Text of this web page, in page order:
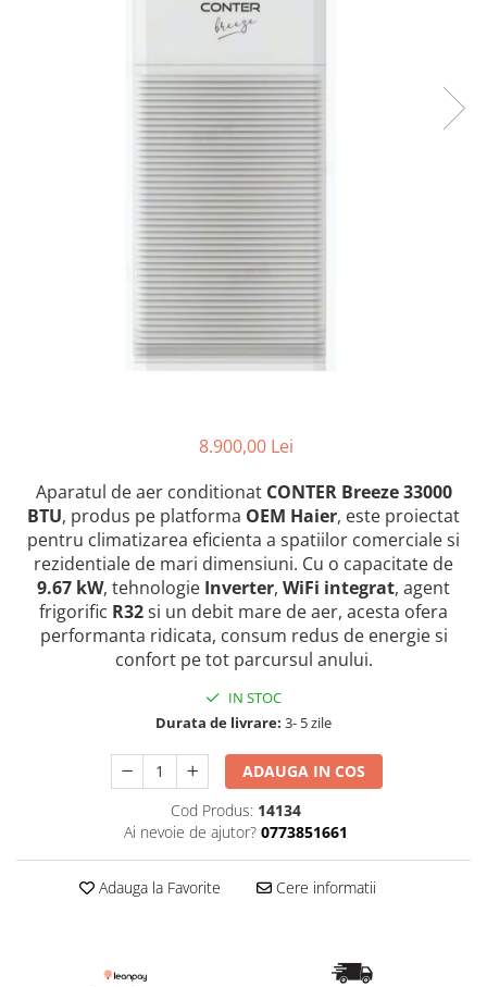
8.900,00 Lei
Aparatul de aer conditionat CONTER Breeze 33000
BTU, produs pe platforma OEM Haier, este proiectat
pentru climatizarea eficienta a spatiilor comerciale si
rezidentiale de mari dimensiuni. Cu o capacitate de
9.67 kW, tehnologie Inverter, WiFi integrat, agent
frigorific R32si un debit mare de aer, acesta ofera
performanta ridicata, consum redus de energie si
confort pe tot parcursul anului.
IN STOC
Durata de livrare: 3- 5 zile
ADAUGA IN COS
Cod Produs: 14134
Ai nevoie de ajutor? 0773851661
Adauga la Favorite Cere informatii